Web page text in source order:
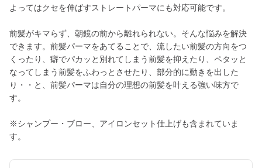
よってはクセを伸ばすストレートパーマにも対応可能です。
前髪がキマらず、朝鏡の前から離れられない。そんな悩みを解決
できます。前髪パーマをあてることで、流したい前髪の方向をつ
くったり、癖でパカッと別れてしまう前髪を抑えたり、ペタッと
なってしまう前髪をふわっとさせたり、部分的に動きを出した
り・・と、前髪パーマは自分の理想の前髪を叶える強い味方で
す。
※シャンプー・ブロー、アイロンセット仕上げも含まれていま
す。